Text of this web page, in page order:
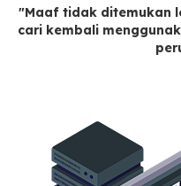
"Maaf tidak ditemukan
cari kembali